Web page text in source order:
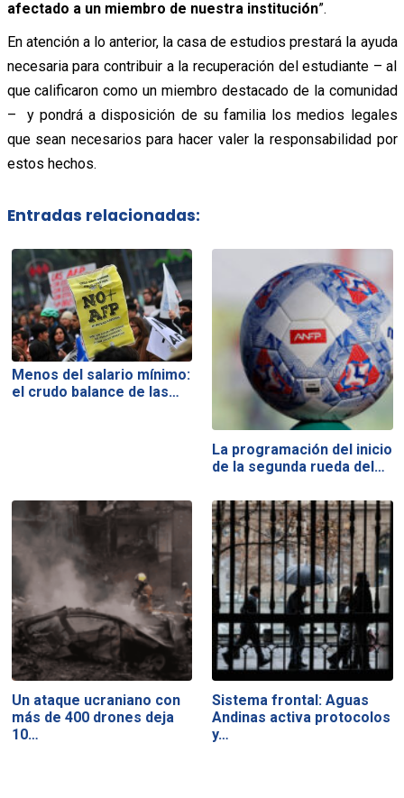
afectado a un miembro de nuestra institución”.
En atención a lo anterior, la casa de estudios prestará la ayuda
necesaria para contribuir a la recuperación del estudiante – al
que calificaron como un miembro destacado de la comunidad
– y pondrá a disposición de su familia los medios legales
que sean necesarios para hacer valer la responsabilidad por
estos hechos.
Entradas relacionadas:
Menos del salario mínimo:
el crudo balance de las…
La programación del inicio
de la segunda rueda del…
Un ataque ucraniano con
más de 400 drones deja
10…
Sistema frontal: Aguas
Andinas activa protocolos
y…